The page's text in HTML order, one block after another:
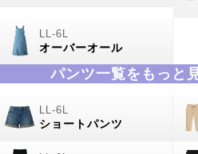
オーバーオール
パンツ一覧をもっと
ショートパンツ